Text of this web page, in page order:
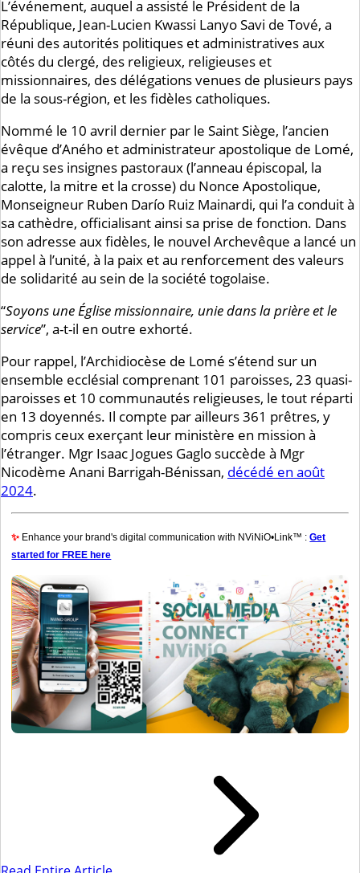
L’événement, auquel a assisté le Président de la
République, Jean-Lucien Kwassi Lanyo Savi de Tové, a
réuni des autorités politiques et administratives aux
côtés du clergé, des religieux, religieuses et
missionnaires, des délégations venues de plusieurs pays
de la sous-région, et les fidèles catholiques.
Nommé le 10 avril dernier par le Saint Siège, l’ancien
évêque d’Aného et administrateur apostolique de Lomé,
a reçu ses insignes pastoraux (l’anneau épiscopal, la
calotte, la mitre et la crosse) du Nonce Apostolique,
Monseigneur Ruben Darío Ruiz Mainardi, qui l’a conduit à
sa cathèdre, officialisant ainsi sa prise de fonction. Dans
son adresse aux fidèles, le nouvel Archevêque a lancé un
appel à l’unité, à la paix et au renforcement des valeurs
de solidarité au sein de la société togolaise.
“Soyons une Église missionnaire, unie dans la prière et le
service”, a-t-il en outre exhorté.
Pour rappel, l’Archidiocèse de Lomé s’étend sur un
ensemble ecclésial comprenant 101 paroisses, 23 quasi-
paroisses et 10 communautés religieuses, le tout réparti
en 13 doyennés. Il compte par ailleurs 361 prêtres, y
compris ceux exerçant leur ministère en mission à
l’étranger. Mgr Isaac Jogues Gaglo succède à Mgr
Nicodème Anani Barrigah-Bénissan, décédé en août
2024.
✨ Enhance your brand's digital communication with NViNiO•Link™ :Get
started for FREE here